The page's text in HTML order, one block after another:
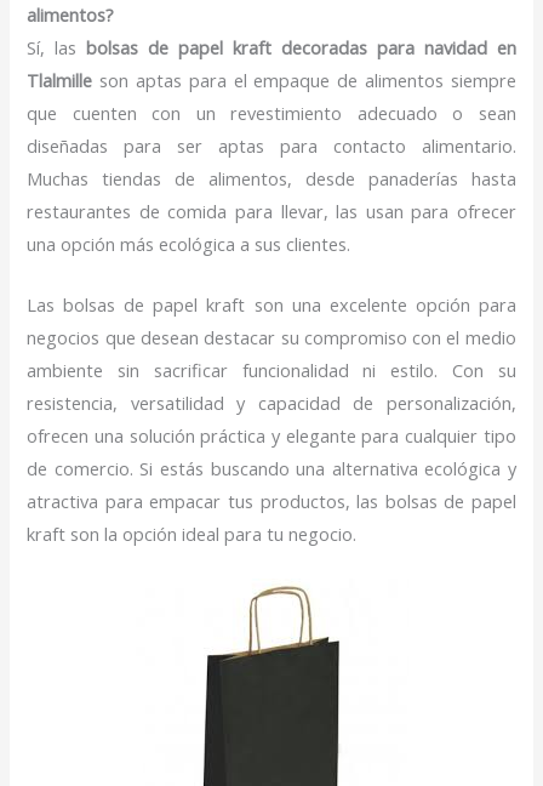
alimentos?
Sí, lasbolsas de papel kraft decoradas para navidad en
Tlalmille son aptas para el empaque de alimentos siempre
que cuenten con un revestimiento adecuado o sean
diseñadas para ser aptas para contacto alimentario.
Muchas tiendas de alimentos, desde panaderías hasta
restaurantes de comida para llevar, las usan para ofrecer
una opción más ecológica a sus clientes.
Las bolsas de papel kraft son una excelente opción para
negocios que desean destacar su compromiso con el medio
ambiente sin sacrificar funcionalidad ni estilo. Con su
resistencia, versatilidad y capacidad de personalización,
ofrecen una solución práctica y elegante para cualquier tipo
de comercio. Si estás buscando una alternativa ecológica y
atractiva para empacar tus productos, las bolsas de papel
kraft son la opción ideal para tu negocio.